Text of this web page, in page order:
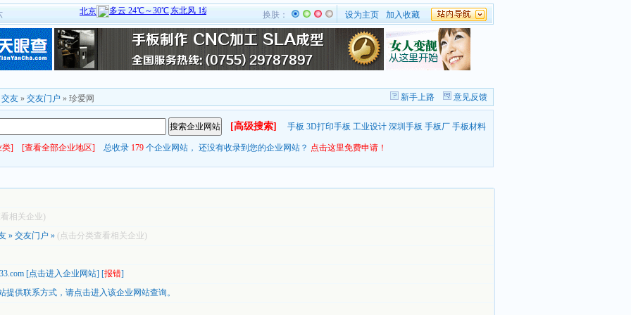
换肤： 设为主页 加入收藏
交友 » 交友门户 » 珍爱网 新手上路 意见反馈
[高级搜索] 手板 3D打印手板 工业设计 深圳手板 手板厂 手板材料
类] [查看全部企业地区] 总收录 179 个企业网站， 还没有收录到您的企业网站？ 点击这里免费申请！
相关企业)
» 交友门户 » (点击分类查看相关企业)
[点击进入企业网站] [报错]
提供联系方式， 请点击进入该企业网站查询。